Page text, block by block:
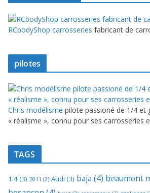
RCbodyShop carrosseries fabricant de
pilotes
Chris modélisme pilote passioné de 1/4 et
« réalisme », connu pour ses carrosseries
TAGS
1:4(3) 2011 (2) Audi (3) baja (4) beaumont